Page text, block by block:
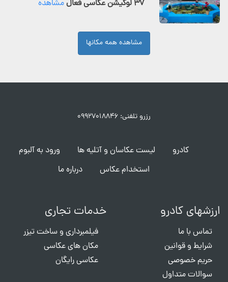
۳۷ لوکیشن عکاسی فعال مشاهده
مشاهده همه مکانها
رزرو تلفنی: ۰۹۹۲۷۰۱۸۸۴۶
کادرو لیست عکاسان و آتلیه ها
ورود به آلبوم
استخدام عکاس
درباره ما
ارزشهای کادرو
تماس با ما
شرایط و قوانین
حریم خصوصی
سوالات متداول
خدمات تجاری
فیلمبرداری و ساخت تیزر
مکان های عکاسی
عکاسی رایگان